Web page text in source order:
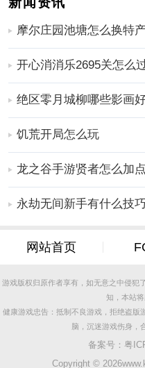
的各种科技选项和一些强
2、手游中，玩家的普通
激活一些高级、高冷却时
率；
游中不断地破坏、摧毁星
星球轰炸手游特色
1、手游中无限的资源让
能力，快速摧毁星球体验
2、手游中，玩家可以在
速毁灭星球获取资源；
造成星球崩溃，直接解锁
算剩余积分。
1、丰富的玩法和内容让
到积累的战斗和 冒险；
摩尔庄园池塘怎么换特
开心消消乐2695关怎么
绝区零月城柳哪些影画
饥荒开局怎么玩
龙之谷手游贤者怎么加点
永劫无间新手有什么技巧
网站首页
游戏版权归原作者享有，如无意之中侵犯
知，本站将
健康游戏忠告：抵制不良游戏，拒绝盗版
脑，沉迷游戏伤身，
备案号： 粤
Copyright ©